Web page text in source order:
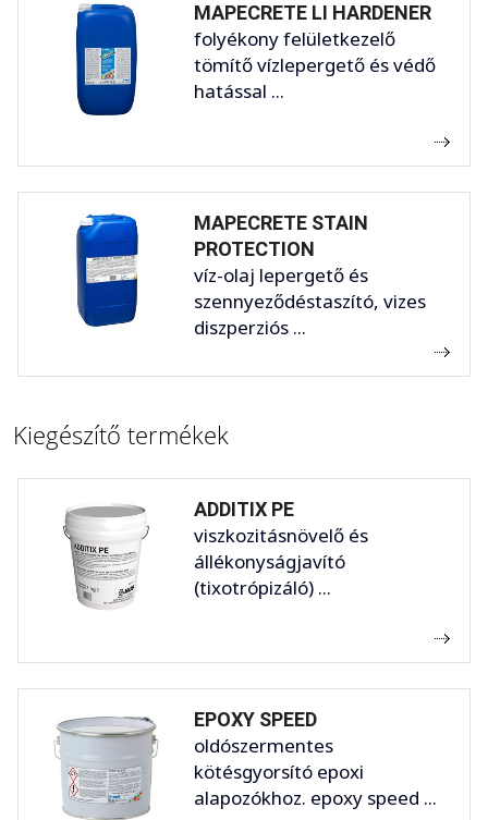
MAPECRETE LI HARDENER
folyékony felületkezelő
tömítő vízlepergető és védő
hatással ...
MAPECRETE STAIN
PROTECTION
víz-olaj lepergető és
szennyeződéstaszító, vizes
diszperziós ...
Kiegészítő termékek
ADDITIX PE
viszkozitásnövelő és
állékonyságjavító
(tixotrópizáló) ...
EPOXY SPEED
oldószermentes
kötésgyorsító epoxi
alapozókhoz. epoxy speed ...